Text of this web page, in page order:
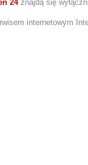
24 znajdą się
internetowym